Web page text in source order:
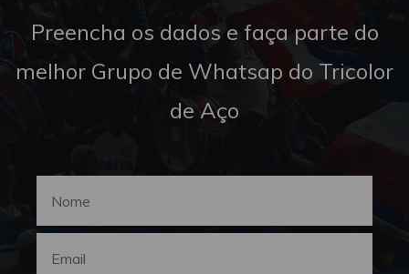
Preencha os dados e faça parte do
melhor Grupo de Whatsap do Tricolor
de Aço